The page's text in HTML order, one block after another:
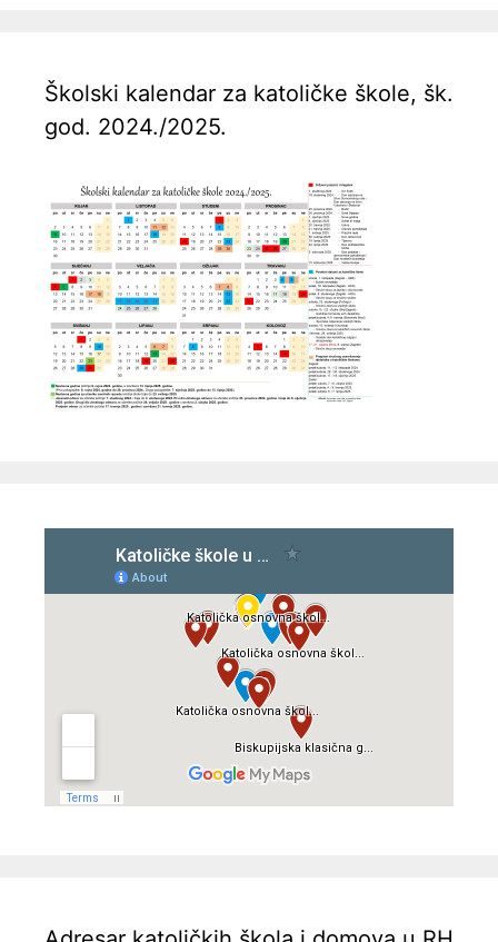
Školski kalendar za katoličke škole, šk.
god. 2024./2025.